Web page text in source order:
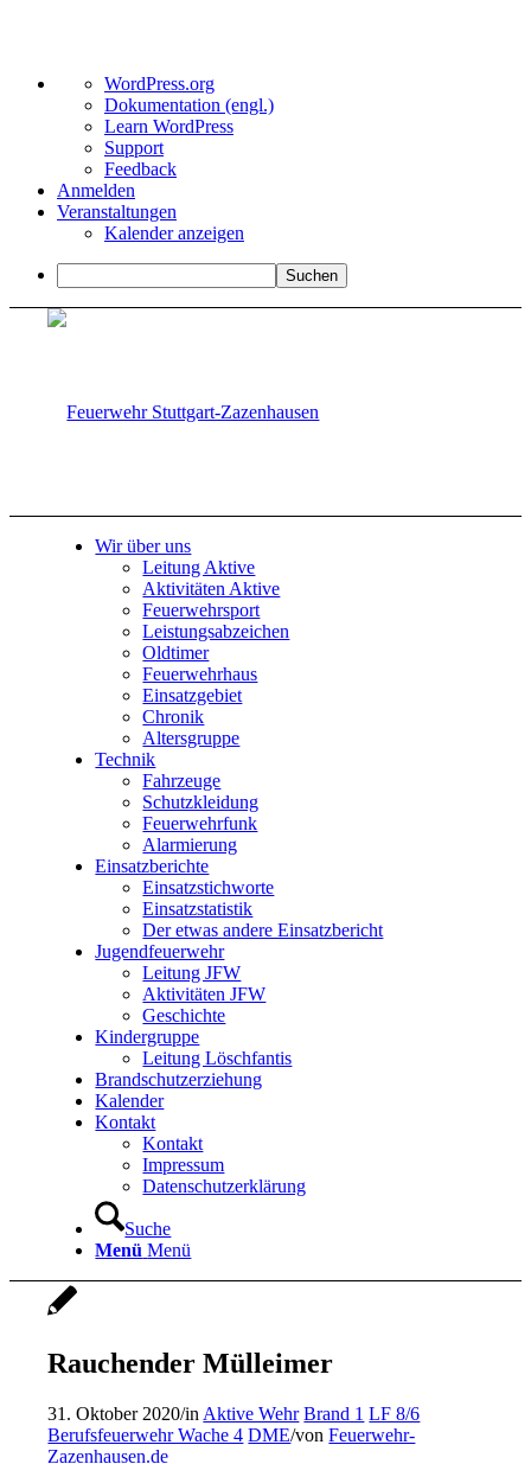
Über
WordPress
WordPress.org
Dokumentation (engl.)
Learn WordPress
Support
Feedback
Anmelden
Veranstaltungen
Kalender anzeigen
Suchen
Wir über uns
Leitung Aktive
Aktivitäten Aktive
Feuerwehrsport
Leistungsabzeichen
Oldtimer
Feuerwehrhaus
Einsatzgebiet
Chronik
Altersgruppe
Technik
Fahrzeuge
Schutzkleidung
Feuerwehrfunk
Alarmierung
Einsatzberichte
Einsatzstichworte
Einsatzstatistik
Der etwas andere Einsatzbericht
Jugendfeuerwehr
Leitung JFW
Aktivitäten JFW
Geschichte
Kindergruppe
Leitung Löschfantis
Brandschutzerziehung
Kalender
Kontakt
Kontakt
Impressum
Datenschutzerklärung
Suche
Menü Menü
Rauchender Mülleimer
31. Oktober 2020/in Aktive Wehr Brand 1 LF 8/6
Berufsfeuerwehr Wache 4 DME/vonFeuerwehr-
Zazenhausen.de